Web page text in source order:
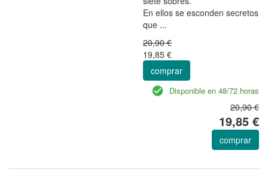
En ellos se esconden secretos
que ...
20,90 €
19,85 €
comprar
Disponible en 48/72 horas
20,90 €
19,85 €
comprar